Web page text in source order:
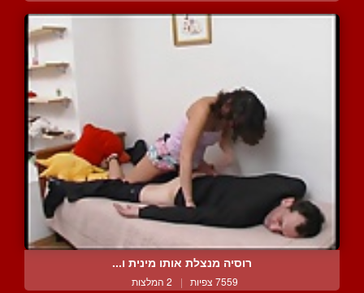
רוסיה מנצלת אותו מינית ו...
7559 צפיות | 2 המלצות